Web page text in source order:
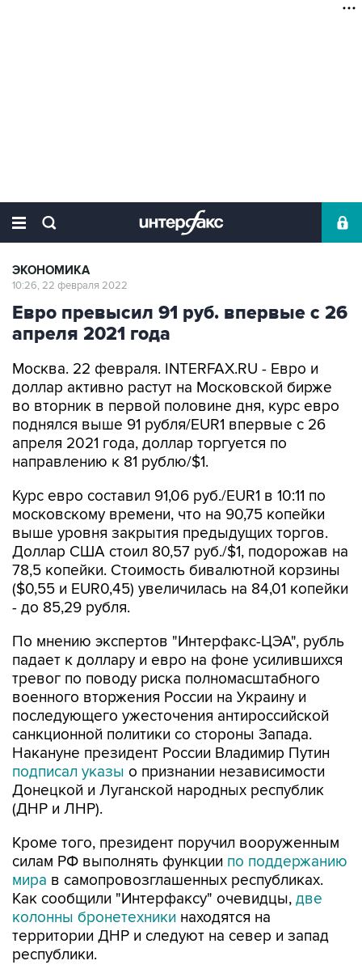
ЭКОНОМИКА
10:26, 22 февраля 2022
Евро превысил 91 руб. впервые с 26
апреля 2021 года
Москва. 22 февраля. INTERFAX.RU - Евро и
доллар активно растут на Московской бирже
во вторник в первой половине дня, курс евро
поднялся выше 91 рубля/EUR1 впервые с 26
апреля 2021 года, доллар торгуется по
направлению к 81 рублю/$1.
Курс евро составил 91,06 руб./EUR1 в 10:11 по
московскому времени, что на 90,75 копейки
выше уровня закрытия предыдущих торгов.
Доллар США стоил 80,57 руб./$1, подорожав на
78,5 копейки. Стоимость бивалютной корзины
($0,55 и EUR0,45) увеличилась на 84,01 копейки
- до 85,29 рубля.
По мнению экспертов "Интерфакс-ЦЭА", рубль
падает к доллару и евро на фоне усилившихся
тревог по поводу риска полномасштабного
военного вторжения России на Украину и
последующего ужесточения антироссийской
санкционной политики со стороны Запада.
Накануне президент России Владимир Путин
подписал указы о признании независимости
Донецкой и Луганской народных республик
(ДНР и ЛНР).
Кроме того, президент поручил вооруженным
силам РФ выполнять функции по поддержанию
мира в самопровозглашенных республиках.
Как сообщили "Интерфаксу" очевидцы, две
колонны бронетехники находятся на
территории ДНР и следуют на север и запад
республики.